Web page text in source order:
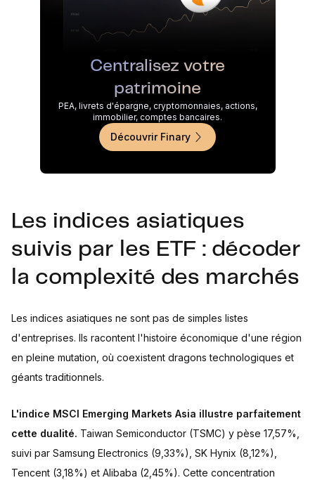
Centralisez votre
patrimoine
PEA, livrets d'épargne, cryptomonnaies, actions,
immobilier, comptes bancaires.
Découvrir Finary
Les indices asiatiques
suivis par les ETF : décoder
la complexité des marchés
Les indices asiatiques ne sont pas de simples listes
d'entreprises. Ils racontent l'histoire économique d'une région
en pleine mutation, où coexistent dragons technologiques et
géants traditionnels.
L'indice MSCI Emerging Markets Asia illustre parfaitement
cette dualité. Taiwan Semiconductor (TSMC) y pèse 17,57%,
suivi par Samsung Electronics (9,33%), SK Hynix (8,12%),
Tencent (3,18%) et Alibaba (2,45%). Cette concentration